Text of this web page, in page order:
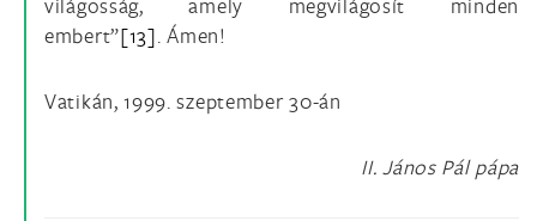
embert”[13]. Ámen!
Vatikán, 1999. szeptember 30-án
II. János Pál pápa